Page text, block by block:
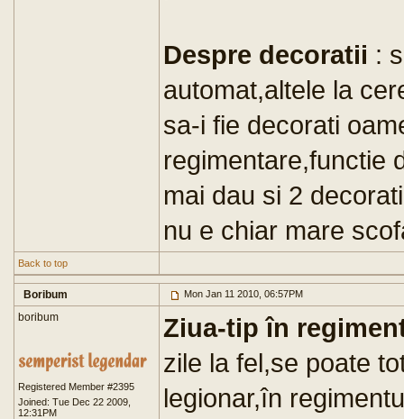
Despre decoratii :
automat,altele la
sa-i fie decorati
regimentare,functie
mai dau si 2
nu e chiar mare
Back to top
Boribum Mon Jan 11 2010, 06:57PM
boribum
Registered Member #2395
Joined: Tue Dec 22 2009,
12:31PM
Ziua-tip în
zile la fel,se poate
legionar,în